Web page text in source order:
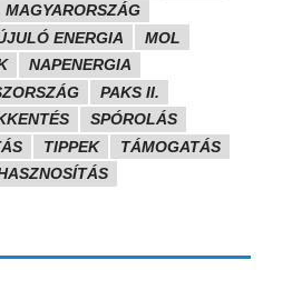
MAGYARORSZÁG
ENERGIA
MOL
NAPENERGIA
PAKS II.
SPÓROLÁS
TIPPEK
TÁMOGATÁS